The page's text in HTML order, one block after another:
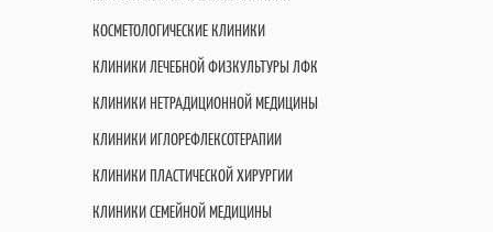
КОСМЕТОЛОГИЧЕСКИЕ КЛИНИКИ
КЛИНИКИ ЛЕЧЕБНОЙ ФИЗКУЛЬТУРЫ ЛФК
КЛИНИКИ НЕТРАДИЦИОННОЙ МЕДИЦИНЫ
КЛИНИКИ ИГЛОРЕФЛЕКСОТЕРАПИИ
КЛИНИКИ ПЛАСТИЧЕСКОЙ ХИРУРГИИ
КЛИНИКИ СЕМЕЙНОЙ МЕДИЦИНЫ